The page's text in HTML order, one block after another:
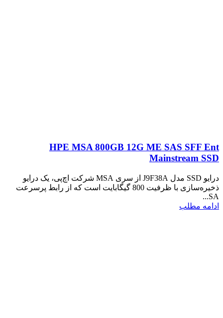
HPE MSA 800GB 12G ME SAS SFF Ent
Mainstream SSD
درایو SSD مدل J9F38A از سری MSA شرکت اچ‌پی، یک درایو
ذخیره‌سازی با ظرفیت 800 گیگابایت است که از رابط پرسرعت
SA...
ادامه مطلب